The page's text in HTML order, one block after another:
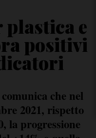
plastica e
positivi
che nel
2021, rispetto
la progressione